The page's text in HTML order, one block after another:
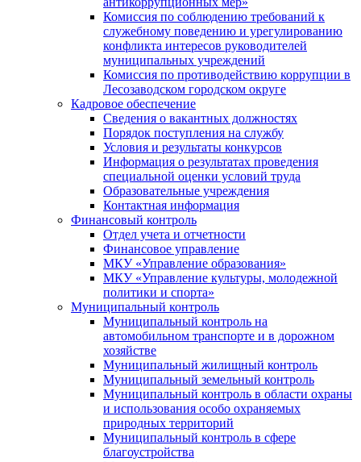
Комиссия по соблюдению требований к
служебному поведению и урегулированию
конфликта интересов руководителей
муниципальных учреждений
Комиссия по противодействию коррупции в
Лесозаводском городском округе
Кадровое обеспечение
Сведения о вакантных должностях
Порядок поступления на службу
Условия и результаты конкурсов
Информация о результатах проведения
специальной оценки условий труда
Образовательные учреждения
Контактная информация
Финансовый контроль
Отдел учета и отчетности
Финансовое управление
МКУ «Управление образования»
МКУ «Управление культуры, молодежной
политики и спорта»
Муниципальный контроль
Муниципальный контроль на
автомобильном транспорте и в дорожном
хозяйстве
Муниципальный жилищный контроль
Муниципальный земельный контроль
Муниципальный контроль в области охраны
и использования особо охраняемых
природных территорий
Муниципальный контроль в сфере
благоустройства